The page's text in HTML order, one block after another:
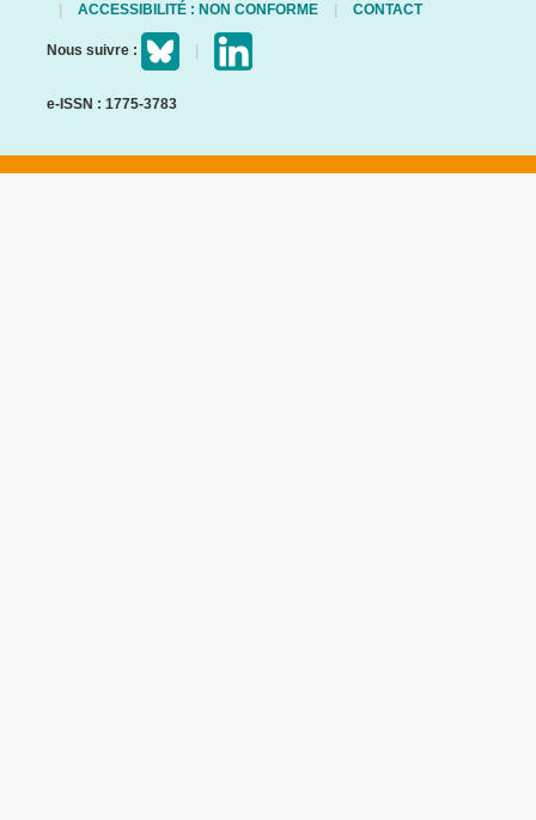
ACCESSIBILITÉ : NON CONFORME
CONTACT
Nous suivre :
e-ISSN : 1775-3783